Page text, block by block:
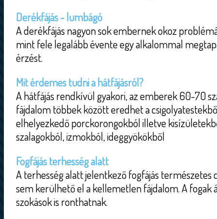
Derékfájás - lumbágó
A derékfájás nagyon sok embernek okoz
mint fele legalább évente egy alkalommal
érzést.
Mit érdemes tudni a hátfájásról?
A hátfájás rendkívül gyakori, az emberek 60-70
fájdalom többek között eredhet a
elhelyezkedő porckorongokból illetve
szalagokból, izmokból, ideggyökökből
Fogfájás terhesség alatt
A terhesség alatt jelentkező fogfájás természetes
sem kerülhető el a kellemetlen fájdalom. A fogak
szokások is ronthatnak.